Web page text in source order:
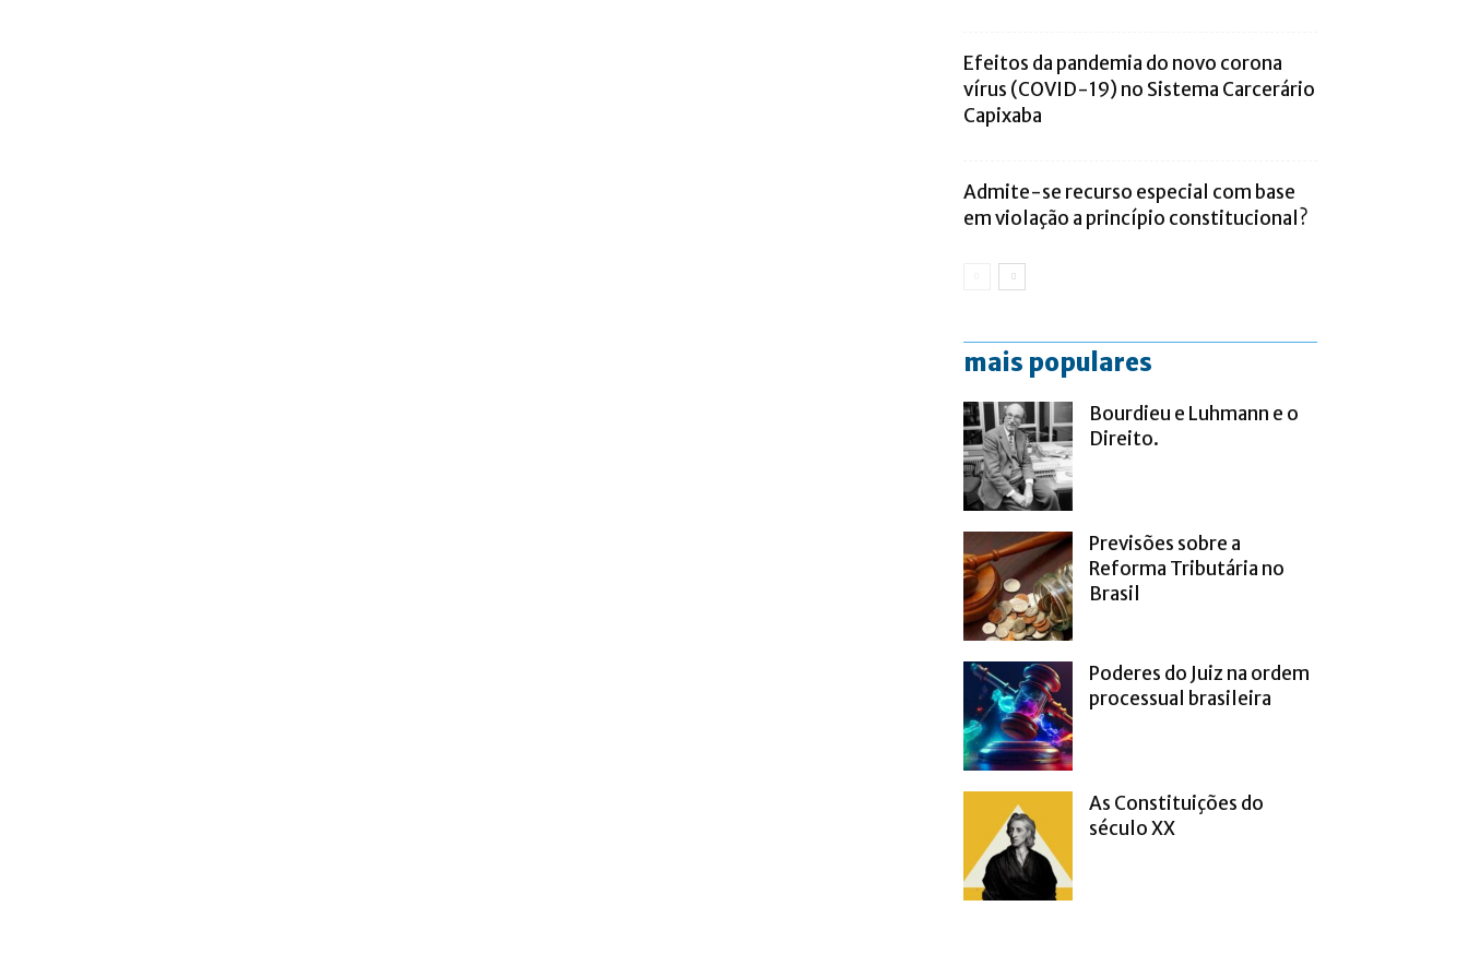
Efeitos da pandemia do novo corona
vírus (COVID-19) no Sistema Carcerário
Capixaba
Admite-se recurso especial com base
em violação a princípio constitucional?
mais populares
Bourdieu e Luhmann e o
Direito.
Previsões sobre a
Reforma Tributária no
Brasil
Poderes do Juiz na ordem
processual brasileira
As Constituições do
século XX